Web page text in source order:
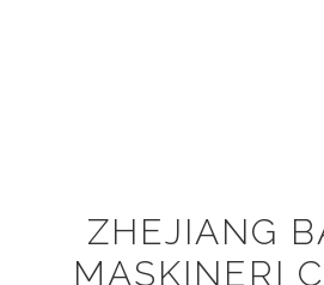
ZHEJIANG
MASKINERI